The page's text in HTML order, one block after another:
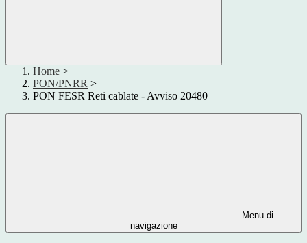
Home >
PON/PNRR >
PON FESR Reti cablate - Avviso 20480
Menu di
navigazione